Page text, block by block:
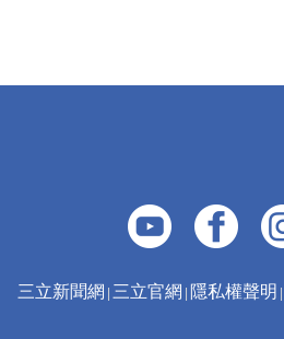
三立新聞網 三立官網 隱私權聲明